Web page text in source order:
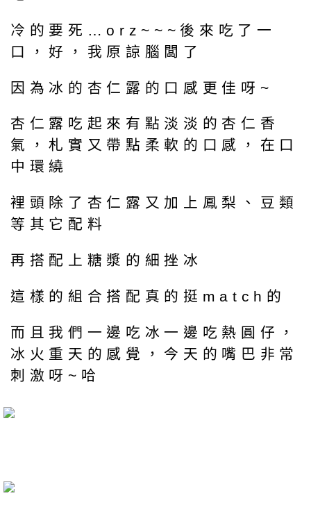
冷的要死…orz~~~後來吃了一
口，好，我原諒腦闆了
因為冰的杏仁露的口感更佳呀~
杏仁露吃起來有點淡淡的杏仁香
氣，札實又帶點柔軟的口感，在口
中環繞
裡頭除了杏仁露又加上鳳梨、豆類
等其它配料
再搭配上糖漿的細挫冰
這樣的組合搭配真的挺match的
而且我們一邊吃冰一邊吃熱圓仔，
冰火重天的感覺，今天的嘴巴非常
刺激呀~哈